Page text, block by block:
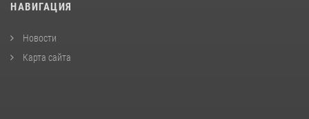
НАВИГАЦИЯ
Новости
Карта сайта